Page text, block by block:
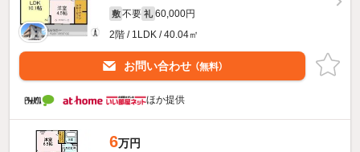
敷 不要 礼 60,000円
2階 / 1LDK / 40.04㎡
お問い合わせ （無料）
ほか提供
6万円